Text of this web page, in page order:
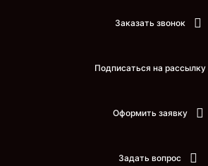
Заказать звонок
Подписаться на рассылку
Оформить заявку
Задать вопрос